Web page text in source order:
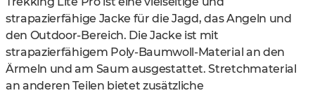
strapazierfähige Jacke für die Jagd, das Angeln und
den Outdoor-Bereich. Die Jacke ist mit
strapazierfähigem Poly-Baumwoll-Material an den
Ärmeln und am Saum ausgestattet. Stretchmaterial
an anderen Teilen bietet zusätzliche